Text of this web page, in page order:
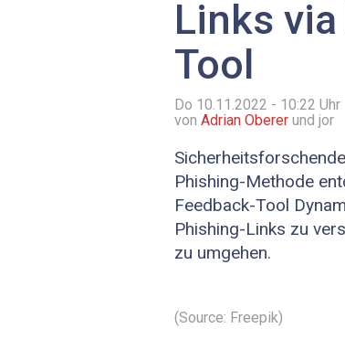
Links
Tool
Do 10.11.2022 - 10:22 Uhr
von Adrian Oberer und jor
Phishing-Methode
Feedback-Tool
Phishing-Links zu
zu umgehen.
(Source: Freepik)